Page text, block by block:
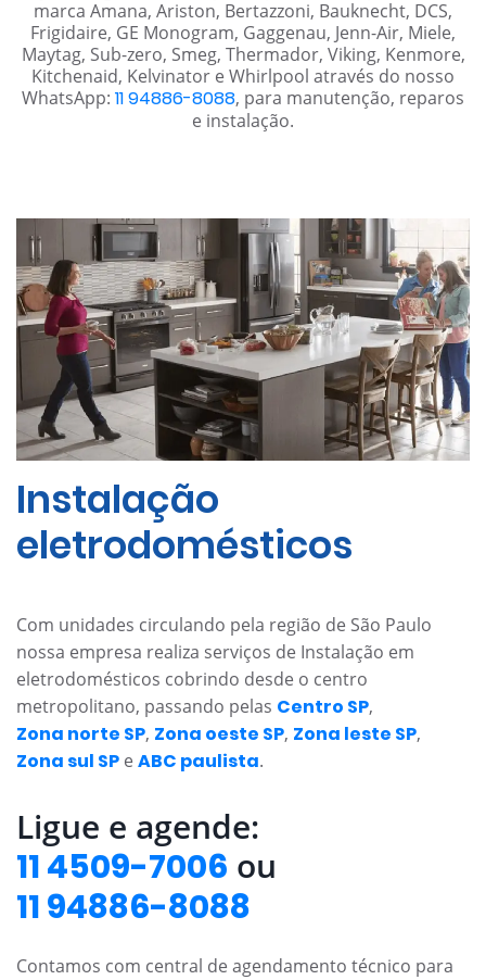
marca Amana, Ariston, Bertazzoni, Bauknecht, DCS,
Frigidaire, GE Monogram, Gaggenau, Jenn-Air, Miele,
Maytag, Sub-zero, Smeg, Thermador, Viking, Kenmore,
Kitchenaid, Kelvinator e Whirlpool através do nosso
WhatsApp: 11 94886-8088, para manutenção, reparos
e instalação.
Instalação
eletrodomésticos
Com unidades circulando pela região de São Paulo
nossa empresa realiza serviços de Instalação em
eletrodomésticos cobrindo desde o centro
metropolitano, passando pelas Centro SP,
Zona norte SP, Zona oeste SP, Zona leste SP,
Zona sul SP e ABC paulista.
Ligue e agende:
11 4509-7006 ou
11 94886-8088
Contamos com central de agendamento técnico para